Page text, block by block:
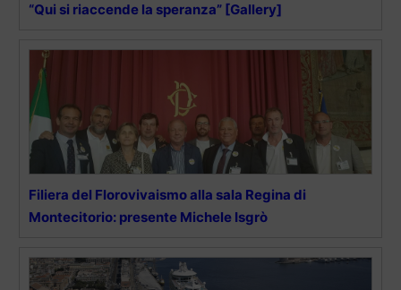
“Qui si riaccende la speranza” [Gallery]
Filiera del Florovivaismo alla sala Regina di
Montecitorio: presente Michele Isgrò